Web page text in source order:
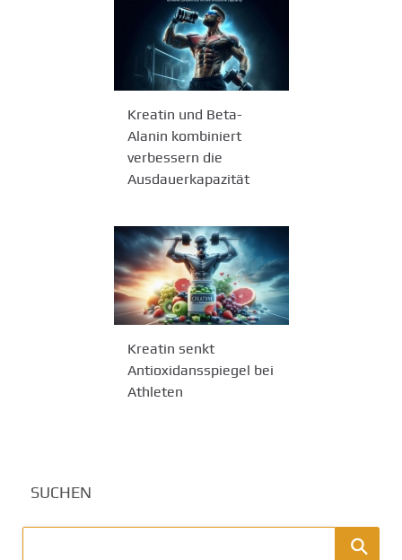
Kreatin und Beta-
Alanin kombiniert
verbessern die
Ausdauerkapazität
Kreatin senkt
Antioxidansspiegel bei
Athleten
SUCHEN